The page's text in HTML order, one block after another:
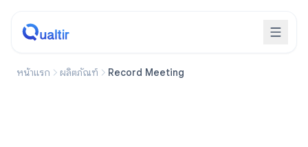
หน้าแรก ผลิตภัณฑ์ Record Meeting